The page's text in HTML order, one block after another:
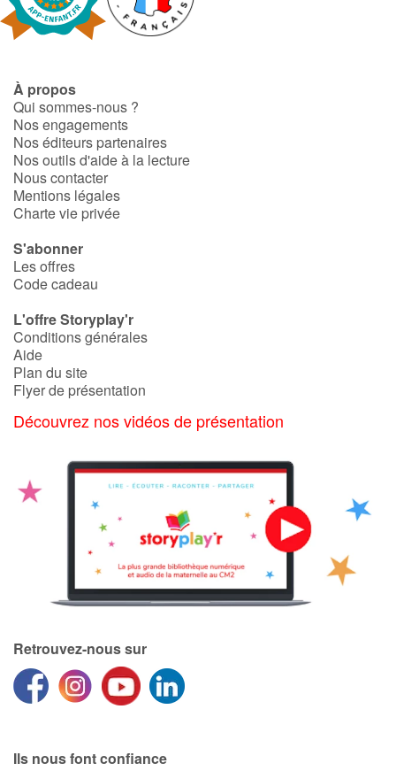
Fable, mythe, littérature et poésie
Ogres, monstres et sorcières
Héroïnes et héros
Écologie, nature, saisons
Les animaux
Voyage, épopée, enquête, aventure
Autour du monde
Apprentissage
Art, espace, activité
En famille
Quotidien et loisirs
Amour et amitié
Sujets de société
À propos
Qui sommes-nous ?
Nos engagements
Nos éditeurs partenaires
Nos outils d'aide à la lecture
Nous contacter
Mentions légales
Charte vie privée
S'abonner
Les offres
Code cadeau
L'offre Storyplay'r
Conditions générales
Aide
Plan du site
Flyer de présentation
Découvrez nos vidéos de présentation
Retrouvez-nous sur
Ils nous font confiance